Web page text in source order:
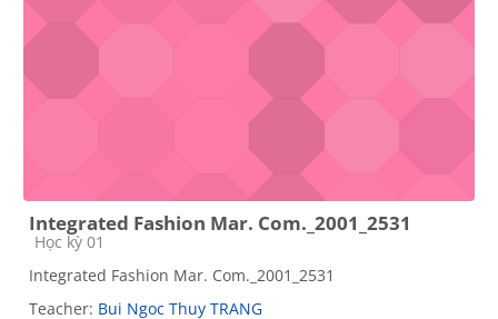
Integrated Fashion Mar. Com._2001_2531
Course category
Học kỳ 01
Integrated Fashion Mar. Com._2001_2531
Teacher: Bui Ngoc Thuy TRANG